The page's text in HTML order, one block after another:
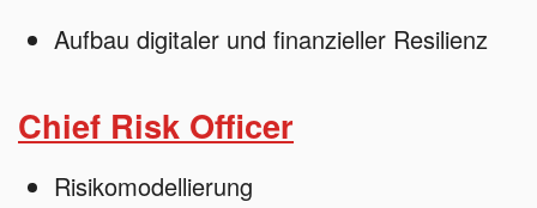
Aufbau digitaler und finanzieller Resilienz
Chief Risk Officer
Risikomodellierung